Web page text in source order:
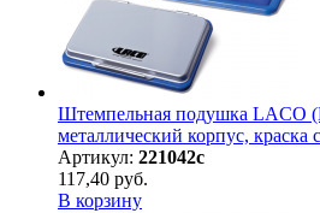
Штемпельная подушка LACO
металлический корпус, краска
Артикул: 221042с
117,40 руб.
В корзину